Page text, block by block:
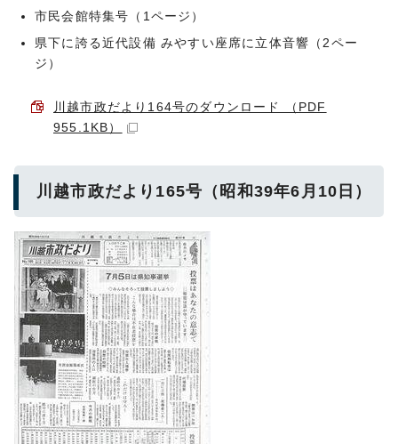
市民会館特集号（1ページ）
県下に誇る近代設備 みやすい座席に立体音響（2ペー
ジ）
川越市政だより164号のダウンロード （PDF
955.1KB）
川越市政だより165号（昭和39年6月10日）